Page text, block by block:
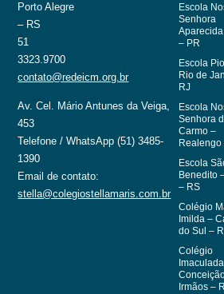
Porto Alegre
– RS
51
3323.9700
contato@redeicm.org.br
Av. Cel. Mário Antunes da Veiga,
453
Telefone / WhatsApp (51) 3485-
1390
Email de contato:
stella@colegiostellamaris.com.br
Escola
Senhora
– PR
Escola
Rio de
RJ
Escola
Senhora
Carmo –
Realengo
Escola
Benedito
– RS
Colégio
Imilda –
do Sul –
Colégio
Imaculada
Irmãos –